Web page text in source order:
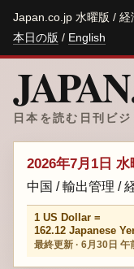
Japan.co.jp 水曜版 /
本日の版 / English
日本を読む日刊ビ
2026年7月1日 水
中国 / 輸出管理 /
1 US Dollar =
162.12 Japanese
最終更新 · 6月30日